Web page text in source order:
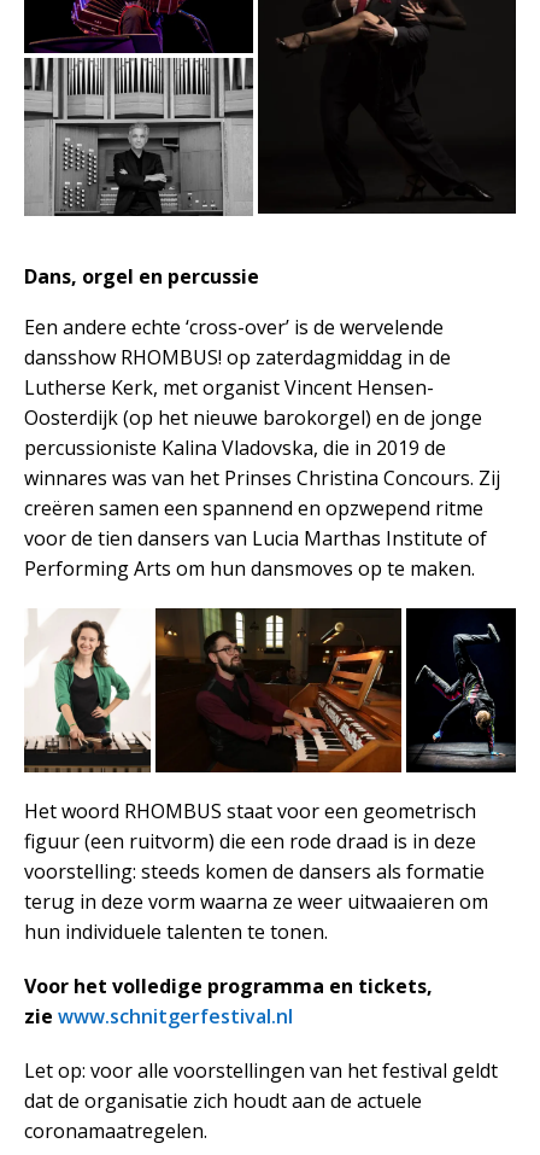
Dans, orgel en percussie
Een andere echte ‘cross-over’ is de wervelende
dansshow RHOMBUS! op zaterdagmiddag in de
Lutherse Kerk, met organist Vincent Hensen-
Oosterdijk (op het nieuwe barokorgel) en de jonge
percussioniste Kalina Vladovska, die in 2019 de
winnares was van het Prinses Christina Concours. Zij
creëren samen een spannend en opzwepend ritme
voor de tien dansers van Lucia Marthas Institute of
Performing Arts om hun dansmoves op te maken.
Het woord RHOMBUS staat voor een geometrisch
figuur (een ruitvorm) die een rode draad is in deze
voorstelling: steeds komen de dansers als formatie
terug in deze vorm waarna ze weer uitwaaieren om
hun individuele talenten te tonen.
Voor het volledige programma en tickets,
zie www.schnitgerfestival.nl
Let op: voor alle voorstellingen van het festival geldt
dat de organisatie zich houdt aan de actuele
coronamaatregelen.